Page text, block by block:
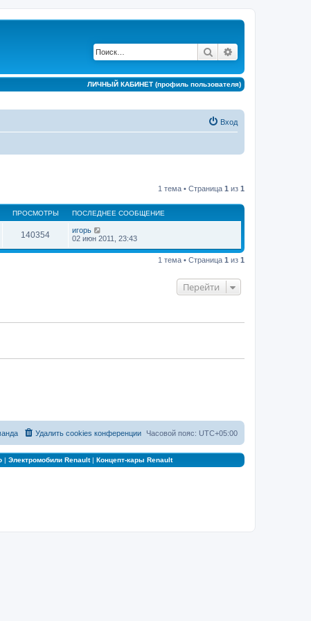
Поиск
ЛИЧНЫЙ КАБИНЕТ (профиль пользователя)
Вход
1 тема • Страница 1 из 1
ПРОСМОТРЫ ПОСЛЕДНЕЕ СООБЩЕНИЕ
140354
игорь
02 июн 2011, 23:43
1 тема • Страница 1 из 1
Перейти
Часовой пояс: UTC+05:00
Удалить cookies конференции
| Электромобили Renault| Концепт-кары Renault